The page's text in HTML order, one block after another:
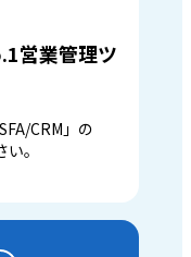
営業管理ツ
CRM」の
。